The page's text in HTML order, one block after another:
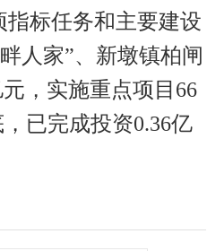
指标任务和主要建设
人家”、新墩镇柏闸
，实施重点项目66
已完成投资0.36亿